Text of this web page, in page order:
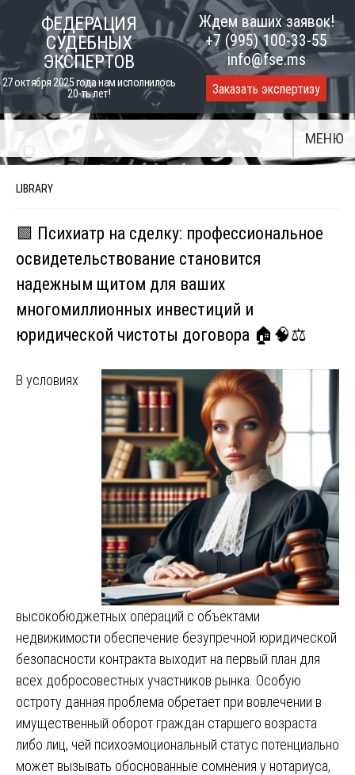
content
ФЕДЕРАЦИЯ
СУДЕБНЫХ
ЭКСПЕРТОВ
27 октября 2025 года нам исполнилось
20-ть лет!
Ждем ваших заявок!
+7 (995) 100-33-55
info@fse.ms
Заказать экспертизу
МЕНЮ
LIBRARY
🟩 Психиатр на сделку: профессиональное
освидетельствование становится
надежным щитом для ваших
многомиллионных инвестиций и
юридической чистоты договора 🏠🧠⚖️
В условиях
высокобюджетных операций с объектами
недвижимости обеспечение безупречной юридической
безопасности контракта выходит на первый план для
всех добросовестных участников рынка. Особую
остроту данная проблема обретает при вовлечении в
имущественный оборот граждан старшего возраста
либо лиц, чей психоэмоциональный статус потенциально
может вызывать обоснованные сомнения у нотариуса,